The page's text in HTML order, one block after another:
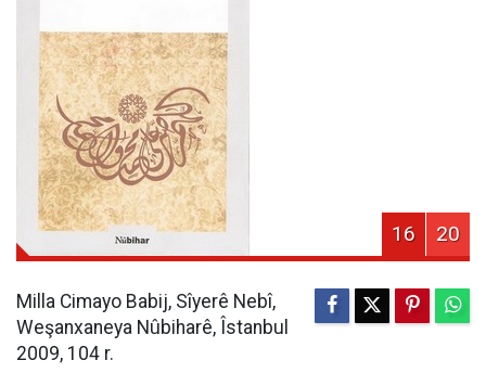
16 20
Milla Cimayo Babij, Sîyerê Nebî,
Weşanxaneya Nûbiharê, Îstanbul
2009, 104 r.